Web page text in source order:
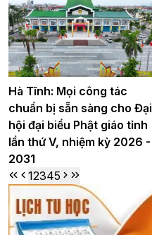
Hà Tĩnh: Mọi công tác
chuẩn bị sẵn sàng cho Đại
hội đại biểu Phật giáo tỉnh
lần thứ V, nhiệm kỳ 2026 -
2031
12345